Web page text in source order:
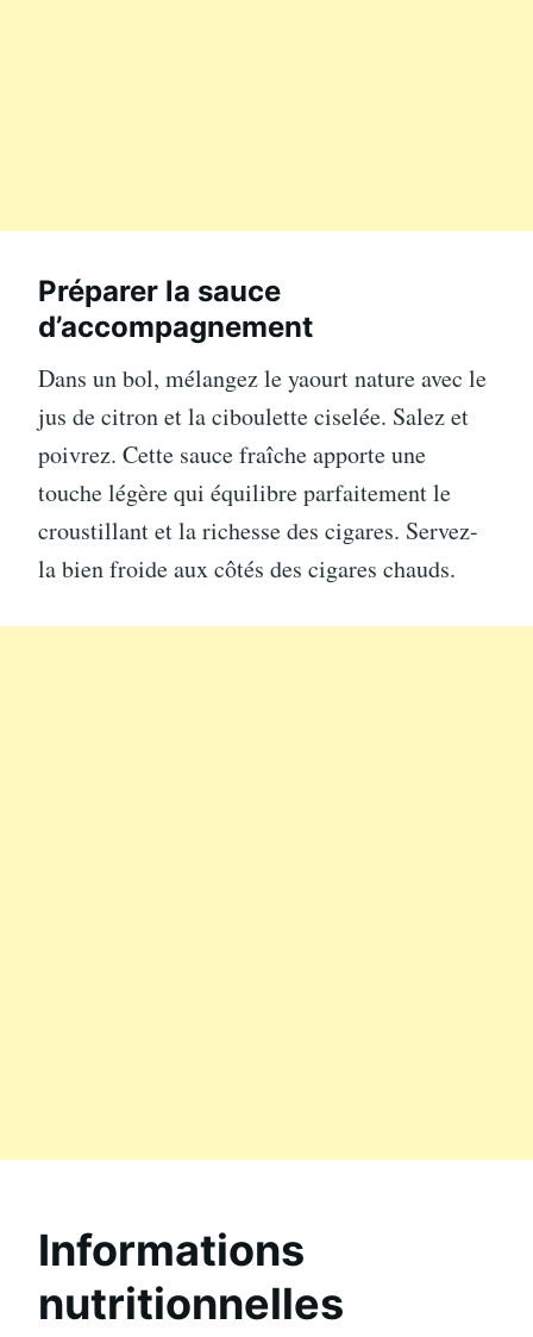
Préparer la sauce
d’accompagnement
Dans un bol, mélangez le yaourt nature avec le
jus de citron et la ciboulette ciselée. Salez et
poivrez. Cette sauce fraîche apporte une
touche légère qui équilibre parfaitement le
croustillant et la richesse des cigares. Servez-
la bien froide aux côtés des cigares chauds.
Informations
nutritionnelles